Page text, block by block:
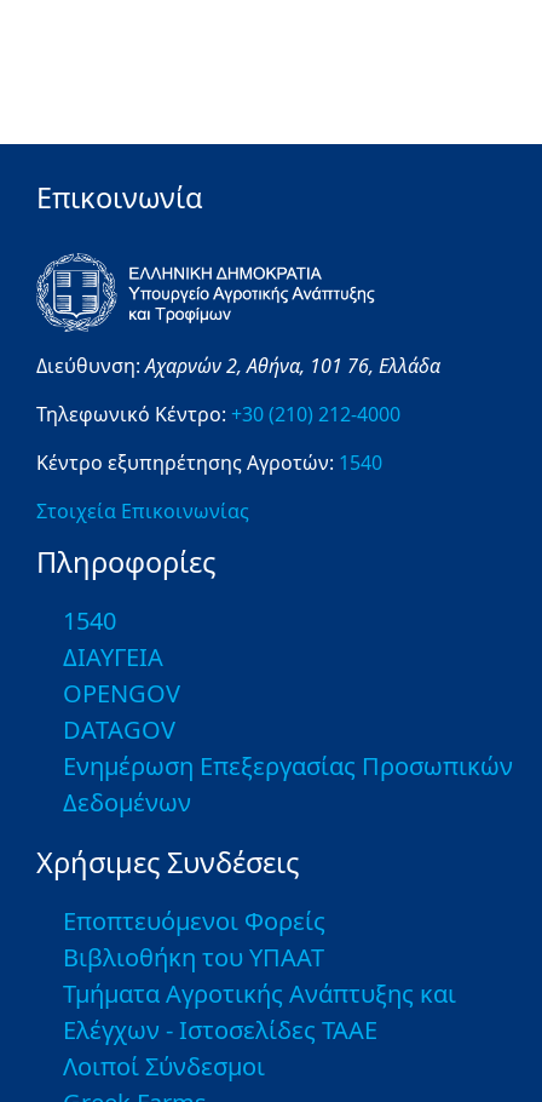
Επικοινωνία
Διεύθυνση:Αχαρνών 2,Αθήνα, 101 76, Ελλάδα
Τηλεφωνικό Κέντρο: +30 (210) 212-4000
Κέντρο εξυπηρέτησης Αγροτών: 1540
Στοιχεία Επικοινωνίας
Πληροφορίες
1540
ΔΙΑΥΓΕΙΑ
OPENGOV
DATAGOV
Ενημέρωση Επεξεργασίας Προσωπικών
Δεδομένων
Χρήσιμες Συνδέσεις
Εποπτευόμενοι Φορείς
Βιβλιοθήκη του ΥΠΑΑΤ
Τμήματα Αγροτικής Ανάπτυξης και
Ελέγχων - Ιστοσελίδες ΤΑΑΕ
Λοιποί Σύνδεσμοι